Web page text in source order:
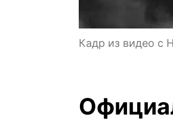
Кадр из видео с